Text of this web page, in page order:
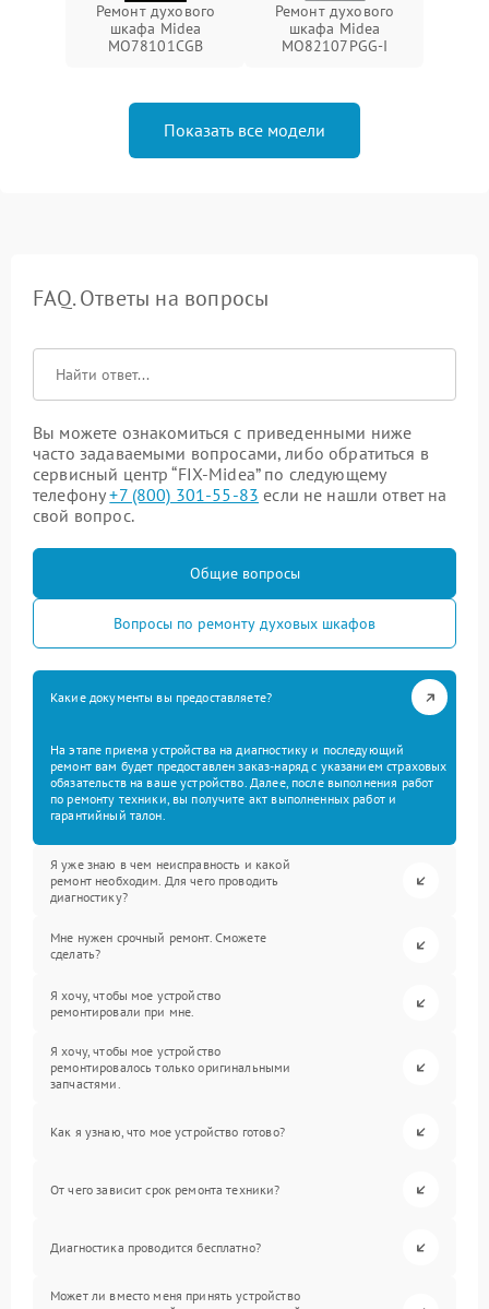
Ремонт духового
шкафа Midea
MO78101CGB
Ремонт духового
шкафа Midea
MO82107PGG-I
Показать все модели
FAQ. Ответы на вопросы
Вы можете ознакомиться с приведенными ниже
часто задаваемыми вопросами, либо обратиться в
сервисный центр “FIX-Midea” по следующему
телефону+7 (800) 301-55-83 если не нашли ответ на
свой вопрос.
Общие вопросы
Вопросы по ремонту духовых шкафов
Какие документы вы предоставляете?
На этапе приема устройства на диагностику и последующий
ремонт вам будет предоставлен заказ-наряд с указанием страховых
обязательств на ваше устройство. Далее, после выполнения работ
по ремонту техники, вы получите акт выполненных работ и
гарантийный талон.
Я уже знаю в чем неисправность и какой
ремонт необходим. Для чего проводить
диагностику?
Мне нужен срочный ремонт. Сможете
сделать?
Я хочу, чтобы мое устройство
ремонтировали при мне.
Я хочу, чтобы мое устройство
ремонтировалось только оригинальными
запчастями.
Как я узнаю, что мое устройство готово?
От чего зависит срок ремонта техники?
Диагностика проводится бесплатно?
Может ли вместо меня принять устройство